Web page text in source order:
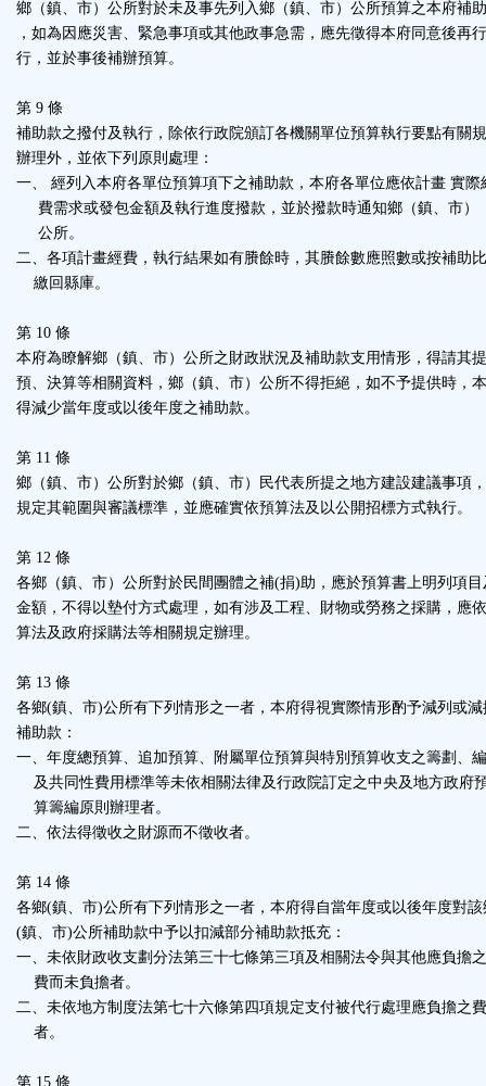
鄉（鎮、市）公所對於未及事先列入鄉（鎮、市）公所預算之本府補
，如為因應災害、緊急事項或其他政事急需，應先徵得本府同意後再
行，並於事後補辦預算。
第 9 條
補助款之撥付及執行，除依行政院頒訂各機關單位預算執行要點有關
辦理外，並依下列原則處理：
一、 經列入本府各單位預算項下之補助款，本府各單位應依計畫 實際
費需求或發包金額及執行進度撥款，並於撥款時通知鄉（鎮、市）
公所。
二、各項計畫經費，執行結果如有賸餘時，其賸餘數應照數或按補助
繳回縣庫。
第 10 條
本府為瞭解鄉（鎮、市）公所之財政狀況及補助款支用情形，得請其
預、決算等相關資料，鄉（鎮、市）公所不得拒絕，如不予提供時，
得減少當年度或以後年度之補助款。
第 11 條
鄉（鎮、市）公所對於鄉（鎮、市）民代表所提之地方建設建議事項
規定其範圍與審議標準，並應確實依預算法及以公開招標方式執行。
第 12 條
各鄉（鎮、市）公所對於民間團體之補(捐)助，應於預算書上明列項目
金額，不得以墊付方式處理，如有涉及工程、財物或勞務之採購，應
算法及政府採購法等相關規定辦理。
第 13 條
各鄉(鎮、市)公所有下列情形之一者，本府得視實際情形酌予減列或減
補助款：
一、年度總預算、追加預算、附屬單位預算與特別預算收支之籌劃、
及共同性費用標準等未依相關法律及行政院訂定之中央及地方政府
算籌編原則辦理者。
二、依法得徵收之財源而不徵收者。
第 14 條
各鄉(鎮、市)公所有下列情形之一者，本府得自當年度或以後年度對該
(鎮、市)公所補助款中予以扣減部分補助款抵充：
一、未依財政收支劃分法第三十七條第三項及相關法令與其他應負擔
費而未負擔者。
二、未依地方制度法第七十六條第四項規定支付被代行處理應負擔之
者。
第 15 條